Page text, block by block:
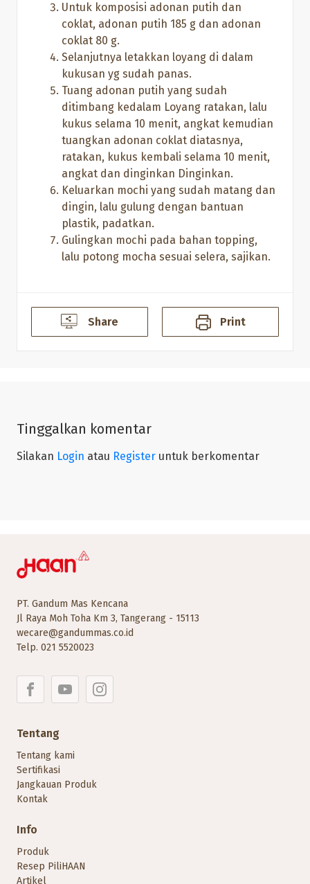
Untuk komposisi adonan putih dan
coklat, adonan putih 185 g dan adonan
coklat 80 g.
Selanjutnya letakkan loyang di dalam
kukusan yg sudah panas.
Tuang adonan putih yang sudah
ditimbang kedalam Loyang ratakan, lalu
kukus selama 10 menit, angkat kemudian
tuangkan adonan coklat diatasnya,
ratakan, kukus kembali selama 10 menit,
angkat dan dinginkan Dinginkan.
Keluarkan mochi yang sudah matang dan
dingin, lalu gulung dengan bantuan
plastik, padatkan.
Gulingkan mochi pada bahan topping,
lalu potong mocha sesuai selera, sajikan.
Share Print
Tinggalkan komentar
Silakan Login atau Register untuk berkomentar
PT. Gandum Mas Kencana
Jl Raya Moh Toha Km 3, Tangerang - 15113
wecare@gandummas.co.id
Telp. 021 5520023
Tentang
Tentang kami
Sertifikasi
Jangkauan Produk
Kontak
Info
Produk
Resep PiliHAAN
Artikel